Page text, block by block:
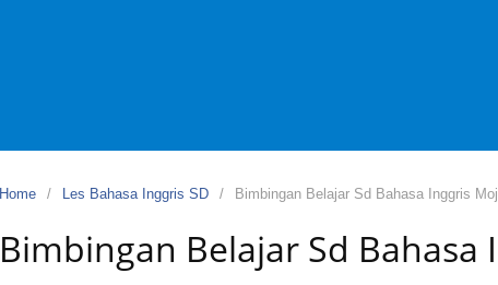
Home Les Bahasa Inggris SD Bimbingan Belajar Sd Bahasa Inggris
Bimbingan Belajar Sd